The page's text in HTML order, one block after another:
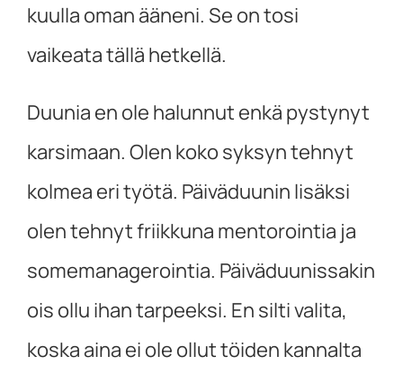
kuulla oman ääneni. Se on tosi
vaikeata tällä hetkellä.
Duunia en ole halunnut enkä pystynyt
karsimaan. Olen koko syksyn tehnyt
kolmea eri työtä. Päiväduunin lisäksi
olen tehnyt friikkuna mentorointia ja
somemanagerointia. Päiväduunissakin
ois ollu ihan tarpeeksi. En silti valita,
koska aina ei ole ollut töiden kannalta